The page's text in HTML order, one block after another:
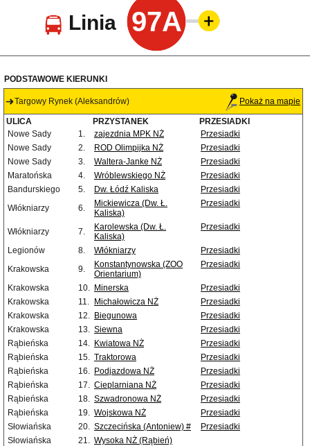
Linia 97A
PODSTAWOWE KIERUNKI
Targowy Rynek (Aleksandrów) Pokaż na mapie
ULICA PRZYSTANEK
PRZESIADKI
Nowe Sady
1. zajezdnia MPK NŻ
Przesiadki
Nowe Sady
2. ROD Olimpijka NŻ
Przesiadki
Nowe Sady
3. Waltera-Janke NŻ
Przesiadki
Maratońska
4. Wróblewskiego NŻ
Przesiadki
Bandurskiego
5. Dw. Łódź Kaliska
Przesiadki
Włókniarzy
6.
Mickiewicza (Dw. Ł.
Kaliska)
Przesiadki
Włókniarzy 7.
Karolewska (Dw. Ł.
Kaliska)
Przesiadki
Legionów 8. Włókniarzy
Przesiadki
Krakowska
9.
Konstantynowska (ZOO
Orientarium)
Przesiadki
Krakowska 10. Minerska
Przesiadki
Krakowska
11. Michałowicza NŻ
Przesiadki
Krakowska
12. Biegunowa
Przesiadki
Krakowska
13. Siewna
Przesiadki
Rąbieńska
14. Kwiatowa NŻ
Przesiadki
Rąbieńska
15. Traktorowa
Przesiadki
Rąbieńska
16. Podjazdowa NŻ
Przesiadki
Rąbieńska
17. Cieplarniana NŻ
Przesiadki
Rąbieńska
18. Szwadronowa NŻ
Przesiadki
Rąbieńska
19. Wojskowa NŻ
Przesiadki
Słowiańska
20. Szczecińska (Antoniew) #
Przesiadki
Słowiańska
21. Wysoka NŻ (Rąbień)